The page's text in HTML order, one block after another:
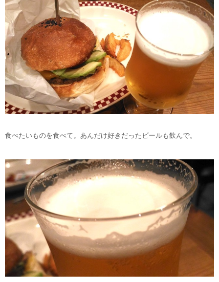
食べたいものを食べて。あんだけ好きだったビールも飲んで。